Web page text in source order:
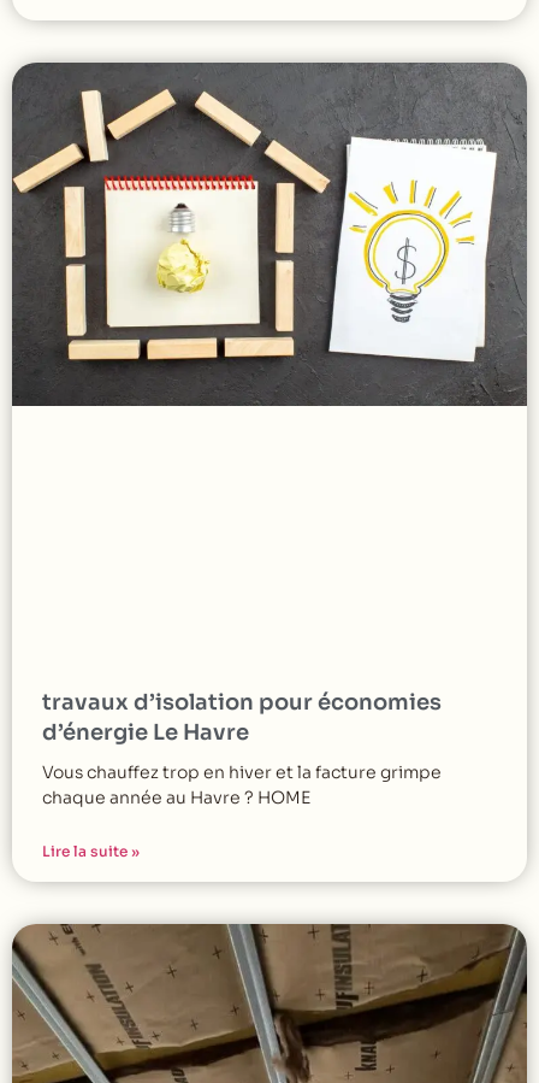
travaux d’isolation pour économies
d’énergie Le Havre
Vous chauffez trop en hiver et la facture grimpe
chaque année au Havre ? HOME
Lire la suite »